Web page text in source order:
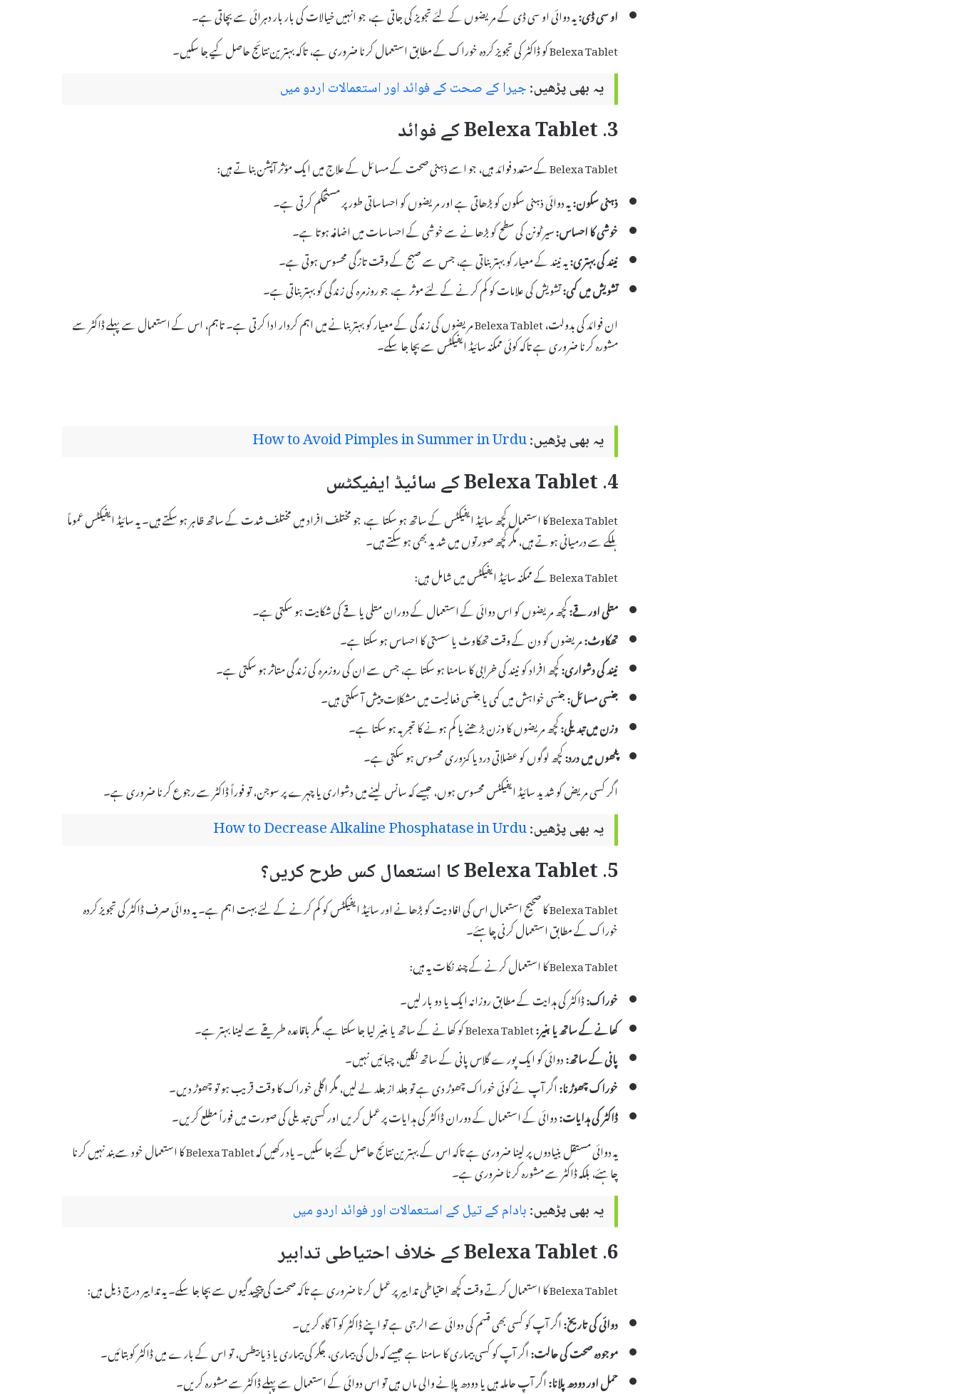
او سی ڈی:یہ دوائی او سی ڈی کے مریضوں کے لئے تجویز کی جاتی ہے، جو انہیں خیالات کی بار بار دہرائی سے بچاتی ہے۔
Belexa Tablet کو ڈاکٹر کی تجویز کردہ خوراک کے مطابق استعمال کرنا ضروری ہے، تاکہ بہترین نتائج حاصل کیے جا سکیں۔
یہ بھی پڑھیں:جیرا کے صحت کے فوائد اور استعمالات اردو میں
3. Belexa Tablet کے فوائد
Belexa Tablet کے متعدد فوائد ہیں، جو اسے ذہنی صحت کے مسائل کے علاج میں ایک مؤثر آپشن بناتے ہیں:
ذہنی سکون:یہ دوائی ذہنی سکون کو بڑھاتی ہے اور مریضوں کو احساساتی طور پر مستحکم کرتی ہے۔
خوشی کا احساس:سیرٹونن کی سطح کو بڑھانے سے خوشی کے احساسات میں اضافہ ہوتا ہے۔
نیند کی بہتری:یہ نیند کے معیار کو بہتر بناتی ہے، جس سے صبح کے وقت تازگی محسوس ہوتی ہے۔
تشویش میں کمی:تشویش کی علامات کو کم کرنے کے لئے موثر ہے، جو روزمرہ کی زندگی کو بہتر بناتی ہے۔
ان فوائد کی بدولت، Belexa Tablet مریضوں کی زندگی کے معیار کو بہتر بنانے میں اہم کردار ادا کرتی ہے۔ تاہم، اس کے استعمال سے پہلے ڈاکٹر سے
مشورہ کرنا ضروری ہے تاکہ کوئی ممکنہ سائیڈ ایفیکٹس سے بچا جا سکے۔
یہ بھی پڑھیں:How to Avoid Pimples in Summer in Urdu
4. Belexa Tablet کے سائیڈ ایفیکٹس
Belexa Tablet کا استعمال کچھ سائیڈ ایفیکٹس کے ساتھ ہو سکتا ہے، جو مختلف افراد میں مختلف شدت کے ساتھ ظاہر ہو سکتے ہیں۔ یہ سائیڈ ایفیکٹس عموماً
ہلکے سے درمیانی ہوتے ہیں، مگر کچھ صورتوں میں شدید بھی ہو سکتے ہیں۔
Belexa Tablet کے ممکنہ سائیڈ ایفیکٹس میں شامل ہیں:
متلی اور قے:کچھ مریضوں کو اس دوائی کے استعمال کے دوران متلی یا قے کی شکایت ہو سکتی ہے۔
تھکاوٹ:مریضوں کو دن کے وقت تھکاوٹ یا سستی کا احساس ہو سکتا ہے۔
نیند کی دشواری:کچھ افراد کو نیند کی خرابی کا سامنا ہو سکتا ہے، جس سے ان کی روزمرہ کی زندگی متاثر ہو سکتی ہے۔
جنسی مسائل:جنسی خواہش میں کمی یا جنسی فعالیت میں مشکلات پیش آ سکتی ہیں۔
وزن میں تبدیلی:کچھ مریضوں کا وزن بڑھنے یا کم ہونے کا تجربہ ہو سکتا ہے۔
پٹھوں میں درد:کچھ لوگوں کو عضلاتی درد یا کمزوری محسوس ہو سکتی ہے۔
اگر کسی مریض کو شدید سائیڈ ایفیکٹس محسوس ہوں، جیسے کہ سانس لینے میں دشواری یا چہرے پر سوجن، تو فوراً ڈاکٹر سے رجوع کرنا ضروری ہے۔
یہ بھی پڑھیں:How to Decrease Alkaline Phosphatase in Urdu
5. Belexa Tablet کا استعمال کس طرح کریں؟
Belexa Tablet کا صحیح استعمال اس کی افادیت کو بڑھانے اور سائیڈ ایفیکٹس کو کم کرنے کے لئے بہت اہم ہے۔ یہ دوائی صرف ڈاکٹر کی تجویز کردہ
خوراک کے مطابق استعمال کرنی چاہئے۔
Belexa Tablet کا استعمال کرنے کے چند نکات یہ ہیں:
خوراک:ڈاکٹر کی ہدایت کے مطابق روزانہ ایک یا دو بار لیں۔
کھانے کے ساتھ یا بغیر:
پانی کے ساتھ:دوائی کو ایک پورے گلاس پانی کے ساتھ نگلیں، چبائیں نہیں۔
خوراک چھوڑنا:اگر آپ نے کوئی خوراک چھوڑ دی ہے تو جلد از جلد لے لیں، مگر اگلی خوراک کا وقت قریب ہو تو چھوڑ دیں۔
ڈاکٹر کی ہدایات:دوائی کے استعمال کے دوران ڈاکٹر کی ہدایات پر عمل کریں اور کسی تبدیلی کی صورت میں فوراً مطلع کریں۔
یہ دوائی مستقل بنیادوں پر لینا ضروری ہے تاکہ اس کے بہترین نتائج حاصل کئے جا سکیں۔ یاد رکھیں کہ Belexa Tablet کا استعمال خود سے بند نہیں کرنا
چاہئے، بلکہ ڈاکٹر سے مشورہ کرنا ضروری ہے۔
یہ بھی پڑھیں:بادام کے تیل کے استعمالات اور فوائد اردو میں
6. Belexa Tablet کے خلاف احتیاطی تدابیر
Belexa Tablet کا استعمال کرتے وقت کچھ احتیاطی تدابیر پر عمل کرنا ضروری ہے تاکہ صحت کی پیچیدگیوں سے بچا جا سکے۔ یہ تدابیر درج ذیل ہیں:
دوائی کی تاریخ:اگر آپ کو کسی بھی قسم کی دوائی سے الرجی ہے تو اپنے ڈاکٹر کو آگاہ کریں۔
موجودہ صحت کی حالت:اگر آپ کو کسی بیماری کا سامنا ہے جیسے کہ دل کی بیماری، جگر کی بیماری یا ذیابیطس، تو اس کے بارے میں ڈاکٹر کو بتائیں۔
حمل اور دودھ پلانا:اگر آپ حاملہ ہیں یا دودھ پلانے والی ماں ہیں تو اس دوائی کے استعمال سے پہلے ڈاکٹر سے مشورہ کریں۔